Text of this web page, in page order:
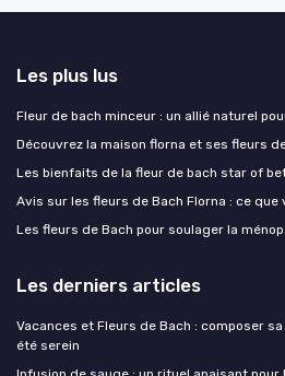
Les plus lus
Fleur de bach minceur : un allié naturel
Découvrez la maison florna et ses fleurs
Les bienfaits de la fleur de bach star of
Avis sur les fleurs de Bach Florna : ce que
Les fleurs de Bach pour soulager la
Les derniers articles
Vacances et Fleurs de Bach : composer
été serein